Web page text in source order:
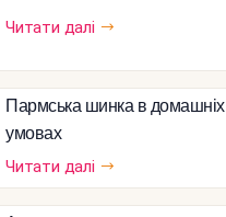
Читати далі
Пармська шинка в домашніх
умовах
Читати далі